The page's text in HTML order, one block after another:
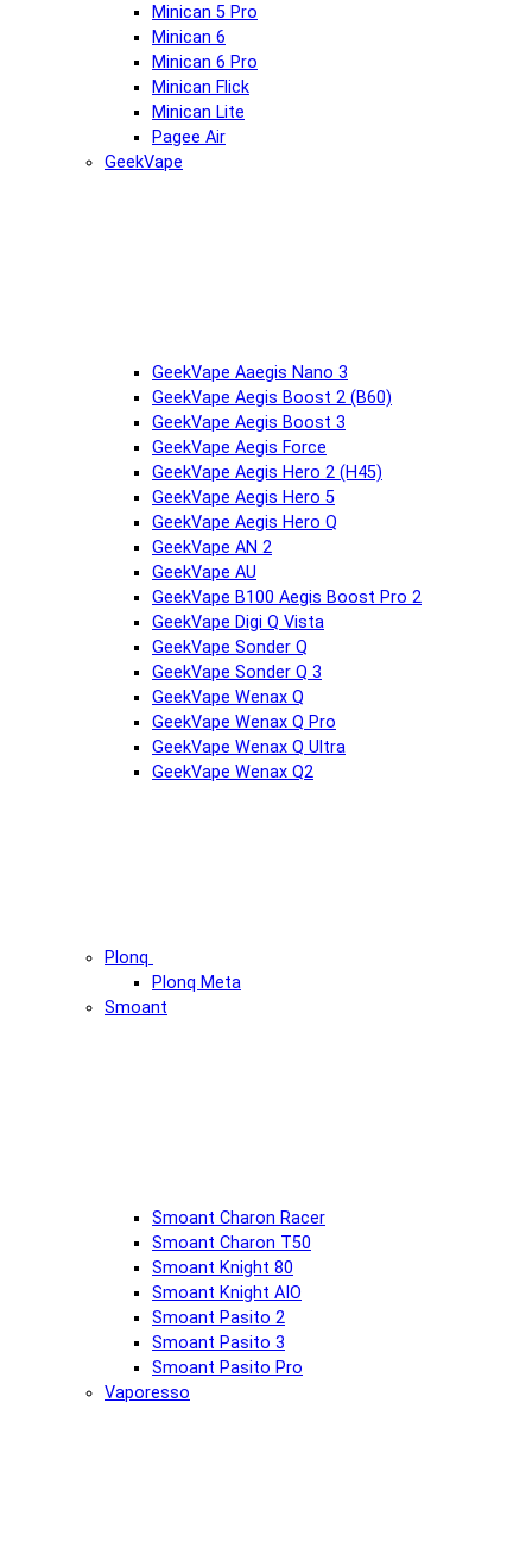
Minican 5 Pro
Minican 6
Minican 6 Pro
Minican Flick
Minican Lite
Pagee Air
GeekVape
GeekVape Aaegis Nano 3
GeekVape Aegis Boost 2 (B60)
GeekVape Aegis Boost 3
GeekVape Aegis Force
GeekVape Aegis Hero 2 (H45)
GeekVape Aegis Hero 5
GeekVape Aegis Hero Q
GeekVape AN 2
GeekVape AU
GeekVape B100 Aegis Boost Pro 2
GeekVape Digi Q Vista
GeekVape Sonder Q
GeekVape Sonder Q 3
GeekVape Wenax Q
GeekVape Wenax Q Pro
GeekVape Wenax Q Ultra
GeekVape Wenax Q2
Plonq
Plonq Meta
Smoant
Smoant Charon Racer
Smoant Charon T50
Smoant Knight 80
Smoant Knight AIO
Smoant Pasito 2
Smoant Pasito 3
Smoant Pasito Pro
Vaporesso